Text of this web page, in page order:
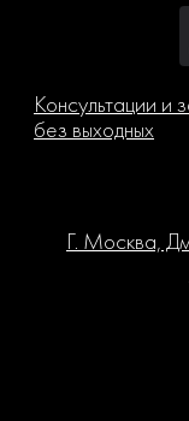
Консультации и
без выходных
Г. Москва,